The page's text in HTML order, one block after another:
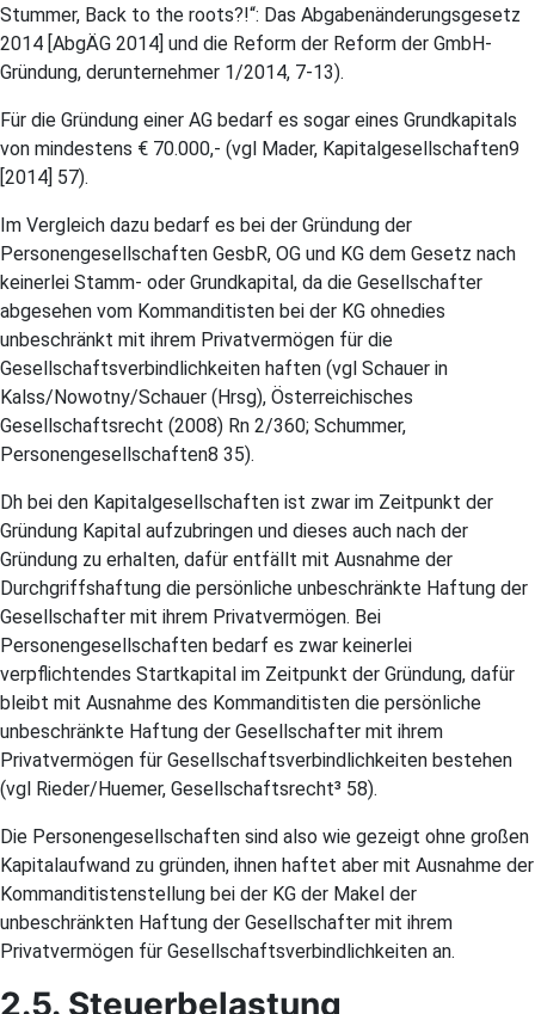
Stummer, Back to the roots?!“: Das Abgabenänderungsgesetz
2014 [AbgÄG 2014] und die Reform der Reform der GmbH-
Gründung, derunternehmer 1/2014, 7-13).
Für die Gründung einer AG bedarf es sogar eines Grundkapitals
von mindestens € 70.000,- (vgl Mader, Kapitalgesellschaften9
[2014] 57).
Im Vergleich dazu bedarf es bei der Gründung der
Personengesellschaften GesbR, OG und KG dem Gesetz nach
keinerlei Stamm- oder Grundkapital, da die Gesellschafter
abgesehen vom Kommanditisten bei der KG ohnedies
unbeschränkt mit ihrem Privatvermögen für die
Gesellschaftsverbindlichkeiten haften (vgl Schauer in
Kalss/Nowotny/Schauer (Hrsg), Österreichisches
Gesellschaftsrecht (2008) Rn 2/360; Schummer,
Personengesellschaften8 35).
Dh bei den Kapitalgesellschaften ist zwar im Zeitpunkt der
Gründung Kapital aufzubringen und dieses auch nach der
Gründung zu erhalten, dafür entfällt mit Ausnahme der
Durchgriffshaftung die persönliche unbeschränkte Haftung der
Gesellschafter mit ihrem Privatvermögen. Bei
Personengesellschaften bedarf es zwar keinerlei
verpflichtendes Startkapital im Zeitpunkt der Gründung, dafür
bleibt mit Ausnahme des Kommanditisten die persönliche
unbeschränkte Haftung der Gesellschafter mit ihrem
Privatvermögen für Gesellschaftsverbindlichkeiten bestehen
(vgl Rieder/Huemer, Gesellschaftsrecht³ 58).
Die Personengesellschaften sind also wie gezeigt ohne großen
Kapitalaufwand zu gründen, ihnen haftet aber mit Ausnahme der
Kommanditistenstellung bei der KG der Makel der
unbeschränkten Haftung der Gesellschafter mit ihrem
Privatvermögen für Gesellschaftsverbindlichkeiten an.
2.5. Steuerbelastung